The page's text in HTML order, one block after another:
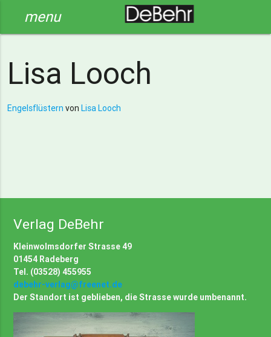
menu
Lisa Looch
Engelsflüstern von Lisa Looch
Verlag DeBehr
Kleinwolmsdorfer Strasse 49
01454 Radeberg
Tel. (03528) 455955
debehr-verlag@freenet.de
Der Standort ist geblieben, die Strasse wurde umbenannt.